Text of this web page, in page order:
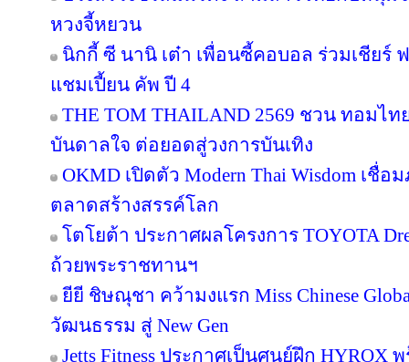
หวงจี้หยวน
นิกกี้ ซี นานิ เต๋า เพื่อนซี้คอบอล ร่วมเชียร์
แชมเปี้ยน คัพ ปี 4
THE TOM THAILAND 2569 ชวน ทอมไ
บันดาลใจ ต่อยอดสู่วงการบันเทิง
OKMD เปิดตัว Modern Thai Wisdom เ
ตลาดสร้างสรรค์โลก
โตโยต้า ประกาศผลโครงการ TOYOTA
ถ้วยพระราชทานฯ
ยียี ชิษณุชา คว้ามงแรก Miss Chinese
วัฒนธรรม สู่ New Gen
Jetts Fitness ประกาศเป็นศูนย์ฝึก HYROX